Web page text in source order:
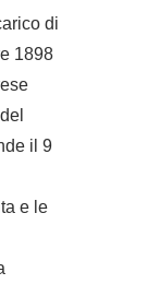
di
1898
il 9
e le